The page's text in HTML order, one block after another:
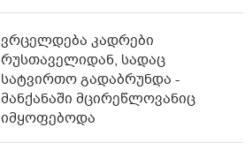
ვრცელდება კადრები
რუსთაველიდან, სადაც
სატვირთო გადაბრუნდა -
მანქანაში მცირეწლოვანიც
იმყოფებოდა